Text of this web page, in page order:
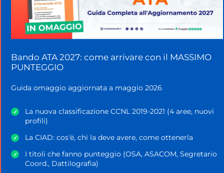
La Scuola Oggi 11 Agosto 2022
Nella scuola d’infanzia c’è un iter ben preciso per ricoprire il
un’importante...
Bando ATA 2027: come arrivare con il MASSIMO
PUNTEGGIO
Guida omaggio aggiornata a maggio 2026
✓
La nuova classificazione CCNL 2019-2021 (4 aree, nuovi
profili)
✓ La CIAD: cos'è, chi la deve avere, come ottenerla
✓
I titoli che fanno punteggio (OSA, ASACOM, Segretario
Coord., Dattilografia)